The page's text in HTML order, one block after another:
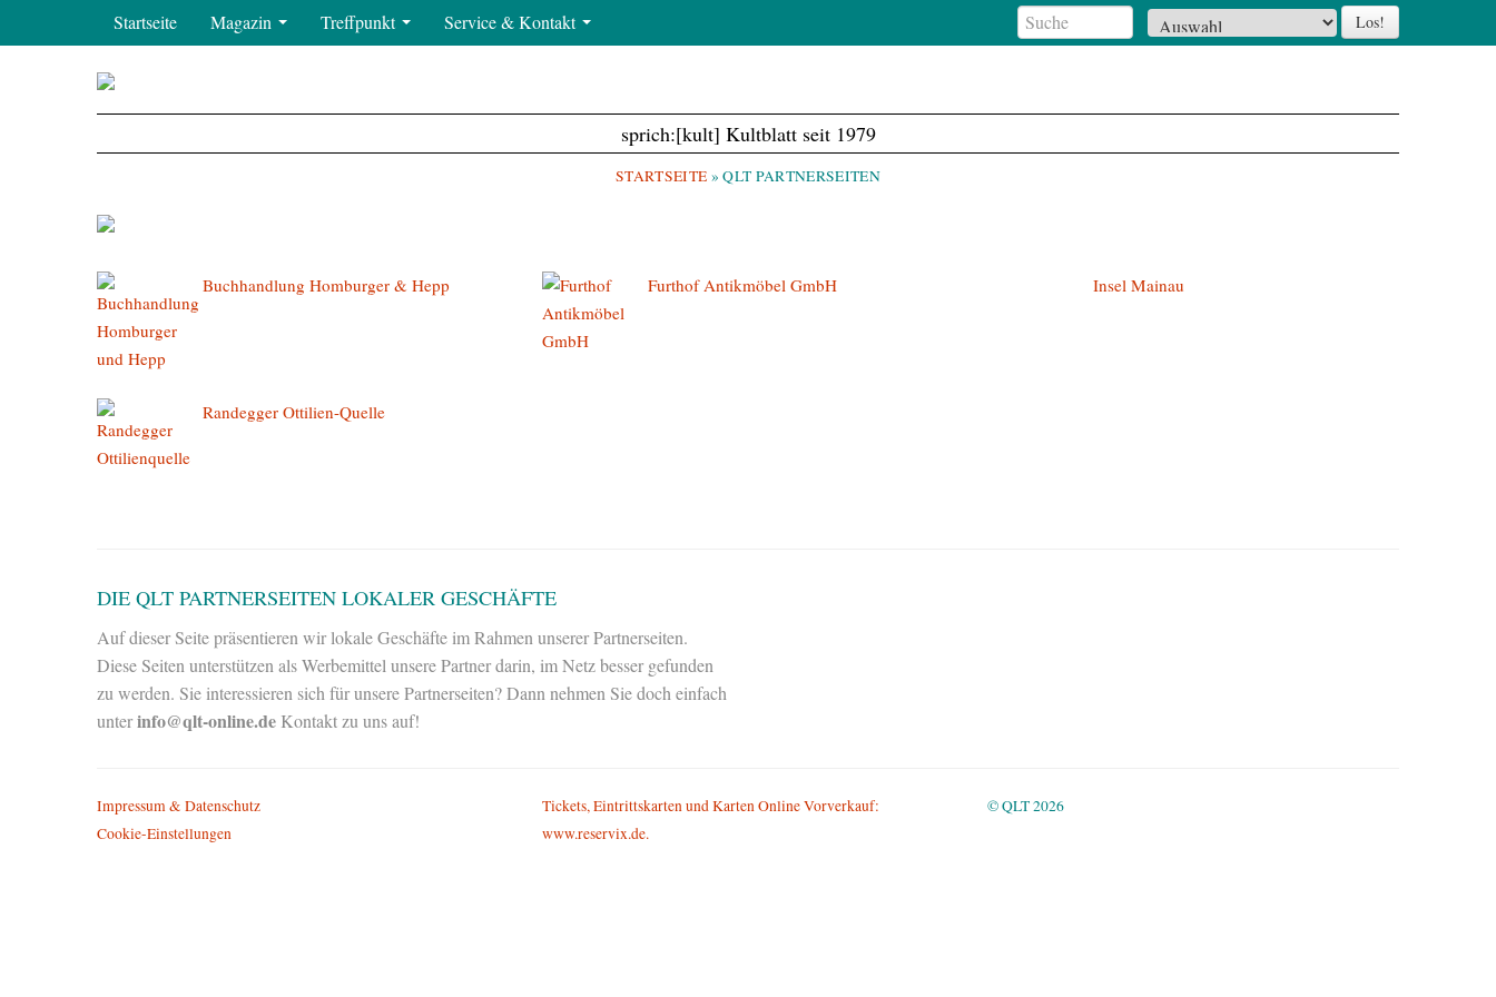
Startseite Magazin Treffpunkt Service & Kontakt
sprich:[kult] Kultblatt seit 1979
STARTSEITE »QLT PARTNERSEITEN
Buchhandlung Homburger & Hepp Furthof Antikmöbel GmbH Insel Mainau
Randegger Ottilien-Quelle
DIE QLT PARTNERSEITEN LOKALER GESCHÄFTE
Auf dieser Seite präsentieren wir lokale Geschäfte im Rahmen unserer Partnerseiten.
Diese Seiten unterstützen als Werbemittel unsere Partner darin, im Netz besser gefunden
zu werden. Sie interessieren sich für unsere Partnerseiten? Dann nehmen Sie doch einfach
unterinfo@qlt-online.de Kontakt zu uns auf!
Impressum & Datenschutz
Cookie-Einstellungen
Tickets, Eintrittskarten und Karten Online Vorverkauf:
www.reservix.de.
© QLT 2026